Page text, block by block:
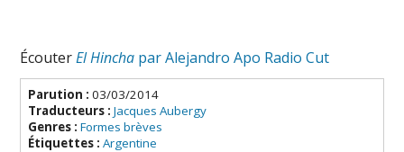
ÉcouterEl Hincha par Alejandro Apo Radio Cut
Parution : 03/03/2014
Traducteurs : Jacques Aubergy
Genres : Formes brèves
Étiquettes : Argentine